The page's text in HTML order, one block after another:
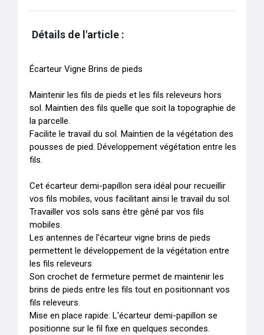
Détails de l'article :
Écarteur Vigne Brins de pieds
Maintenir les fils de pieds et les fils releveurs hors
sol. Maintien des fils quelle que soit la topographie de
la parcelle.
Facilite le travail du sol. Maintien de la végétation des
pousses de pied. Développement végétation entre les
fils.
Cet écarteur demi-papillon sera idéal pour recueillir
vos fils mobiles, vous facilitant ainsi le travail du sol.
Travailler vos sols sans être gêné par vos fils
mobiles.
Les antennes de l'écarteur vigne brins de pieds
permettent le développement de la végétation entre
les fils releveurs
Son crochet de fermeture permet de maintenir les
brins de pieds entre les fils tout en positionnant vos
fils releveurs.
Mise en place rapide: L'écarteur demi-papillon se
positionne sur le fil fixe en quelques secondes.